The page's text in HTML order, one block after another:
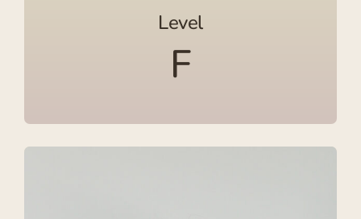
Level
F